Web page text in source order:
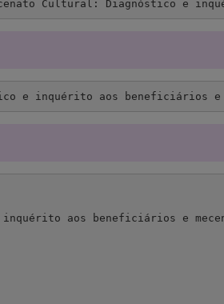
Cultural: Diagnóstico e
inquérito aos beneficiários e